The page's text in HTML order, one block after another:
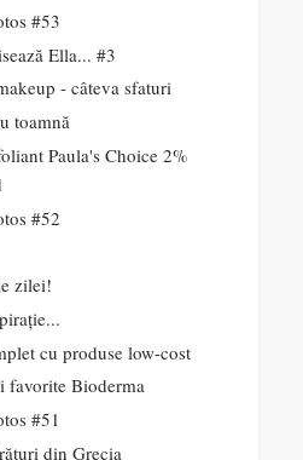
#53
Ella... #3
- câteva sfaturi
toamnă
Paula's Choice 2%
#52
zilei!
cu produse low-cost
favorite Bioderma
#51
din Grecia